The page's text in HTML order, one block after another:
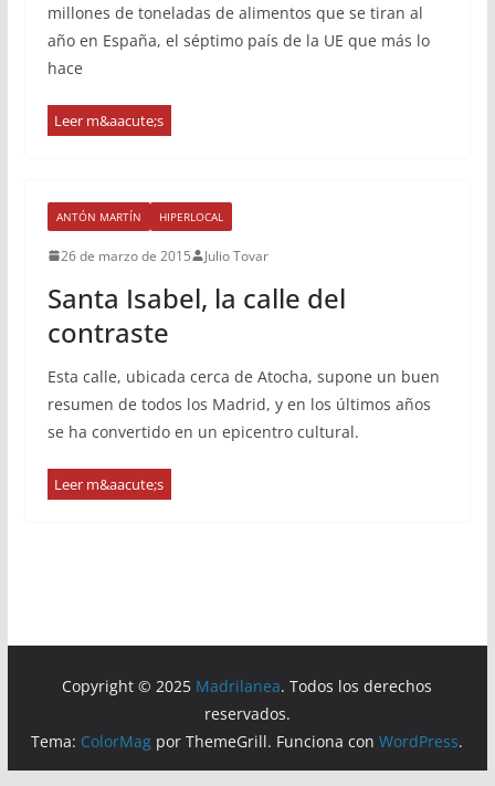
millones de toneladas de alimentos que se tiran al
año en España, el séptimo país de la UE que más lo
hace
ANTÓN MARTÍN HIPERLOCAL
26 de marzo de 2015 Julio Tovar
Santa Isabel, la calle del
contraste
Esta calle, ubicada cerca de Atocha, supone un buen
resumen de todos los Madrid, y en los últimos años
se ha convertido en un epicentro cultural.
Copyright © 2025 Madrilanea. Todos los derechos
reservados.
Tema: ColorMag por ThemeGrill. Funciona conWordPress.